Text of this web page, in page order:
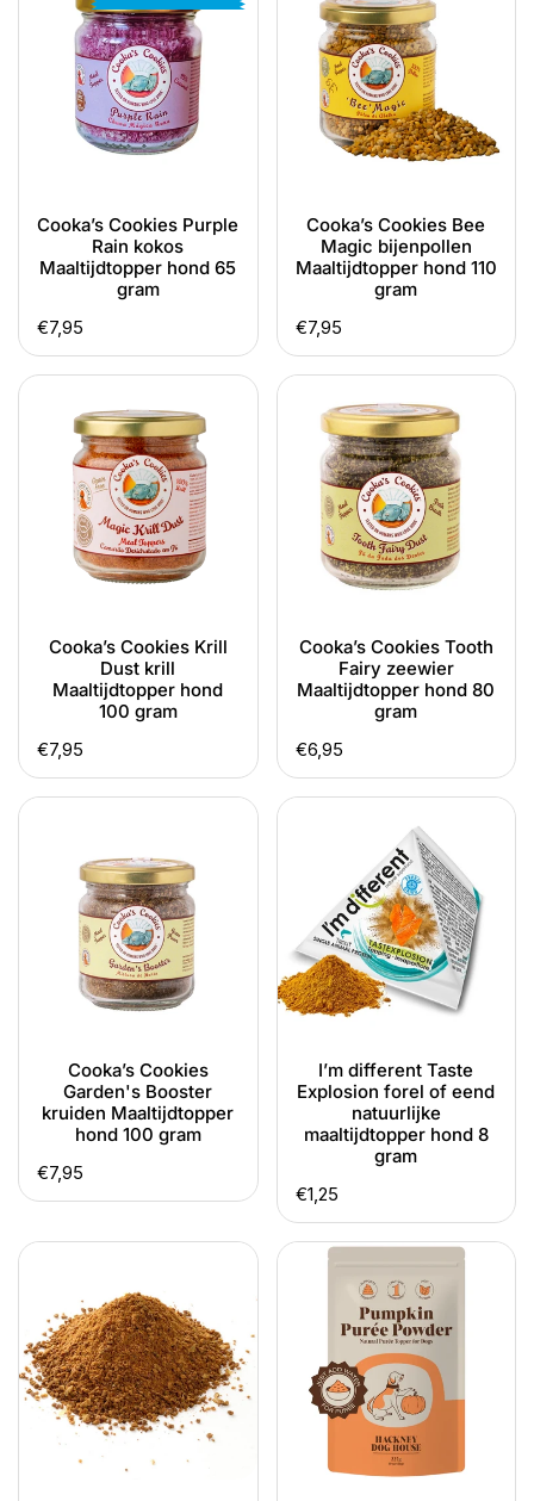
Maaltijdtopper
Cooka’s Cookies Purple
Rain kokos
Maaltijdtopper hond 65
gram
Normale
prijs
€7,95
Magic
bijenpollen
Maaltijdtopper
Cooka’s Cookies Bee
Magic bijenpollen
Maaltijdtopper hond 110
gram
Normale
prijs
€7,95
Cooka’s
Cookies
Maaltijdtopper
Cooka’s Cookies Krill
Dust krill
Maaltijdtopper hond
100 gram
Normale
prijs
€7,95
Cooka’s
Cookies
zeewier
Maaltijdtopper
Cooka’s Cookies Tooth
Fairy zeewier
Maaltijdtopper hond 80
gram
Normale
prijs
€6,95
Cooka’s
Garden's
Booster
Maaltijdtopper
Cooka’s Cookies
Garden's Booster
kruiden Maaltijdtopper
hond 100 gram
Normale
prijs
€7,95
I’m
Explosion
of
eend
natuurlijke
gram
I’m different Taste
Explosion forel of eend
natuurlijke
maaltijdtopper hond 8
gram
Normale
prijs
€1,25
Kauartikel
maaltijdtopper
hond
hertenmeel
100
gram
Hackney
natuurlijk
voedingssupplement
hond
pompoenpoeder